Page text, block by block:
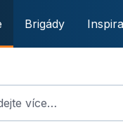
Brigády
více…